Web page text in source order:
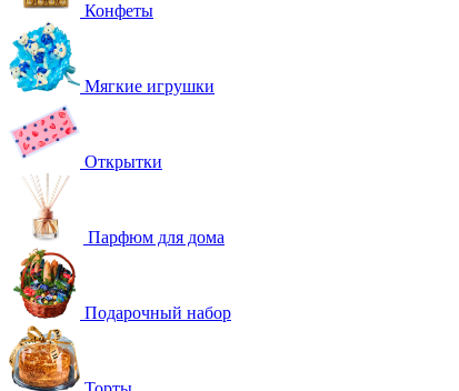
Конфеты
Мягкие игрушки
Открытки
Парфюм для дома
Подарочный набор